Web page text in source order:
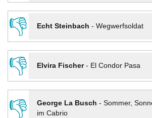
👎
Echt Steinbach - Wegwerfsoldat
👎
Elvira Fischer- El Condor Pasa
👎
George La Busch - Sommer,
im Cabrio